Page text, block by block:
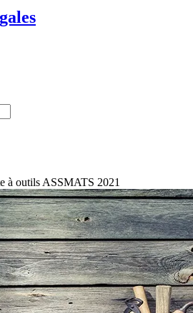
à outils ASSMATS 2021